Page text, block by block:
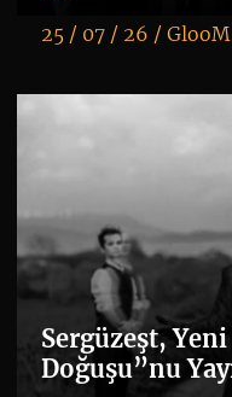
25 / 07 / 26 / GlooM
Sergüzeşt,
Doğuşu”nu